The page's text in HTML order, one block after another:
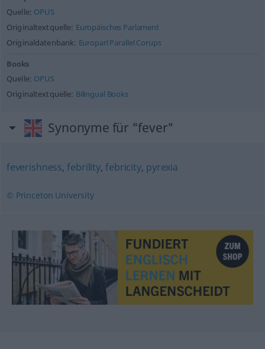
Quelle: OPUS
Originaltextquelle: Europäisches Parlament
Originaldatenbank: Europarl Parallel Corups
Books
Quelle: OPUS
Originaltextquelle: Bilingual Books
Synonyme für "fever"
feverishness,febrility,febricity, pyrexia
© Princeton University